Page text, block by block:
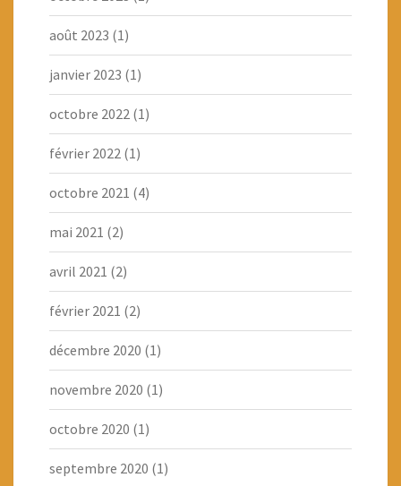
août 2023 (1)
janvier 2023 (1)
octobre 2022 (1)
février 2022 (1)
octobre 2021 (4)
mai 2021 (2)
avril 2021 (2)
février 2021 (2)
décembre 2020 (1)
novembre 2020 (1)
octobre 2020 (1)
septembre 2020 (1)